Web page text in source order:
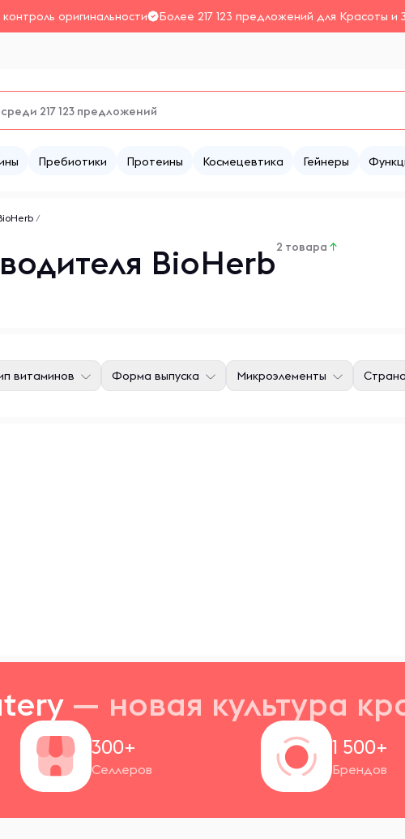
оригинальности Более 217 123 предложений для Красоты и
Пребиотики Протеины Космецевтика Гейнеры
/
BioHerb2 товара ↑
витаминов Форма выпуска Микроэлементы
— новая культура
300+
Селлеров
1 500+
Брендов